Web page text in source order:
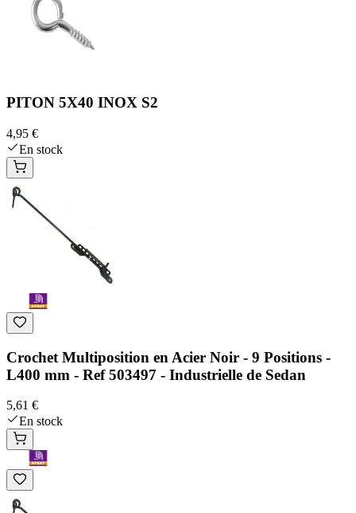
PITON 5X40 INOX S2
4,95 €
En stock
Crochet Multiposition en Acier Noir - 9 Positions -
L400 mm - Ref 503497 - Industrielle de Sedan
5,61 €
En stock